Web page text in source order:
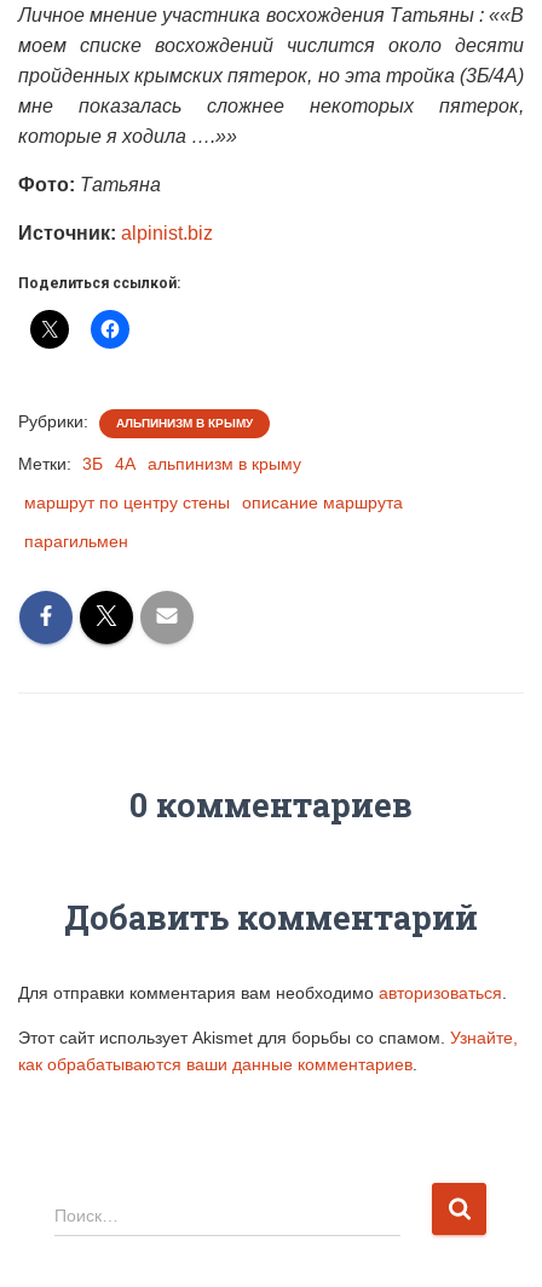
Личное мнение участника восхождения Татьяны : ««В
моем списке восхождений числится около десяти
пройденных крымских пятерок, но эта тройка (3Б/4А)
мне показалась сложнее некоторых пятерок,
которые я ходила ….»»
Фото: Татьяна
Источник: alpinist.biz
Поделиться ссылкой:
Рубрики: АЛЬПИНИЗМ В КРЫМУ
Метки: 3Б 4А
альпинизм в крыму
маршрут по центру стены
описание маршрута
парагильмен
0 комментариев
Добавить комментарий
Для отправки комментария вам необходимо авторизоваться.
Этот сайт использует Akismet для борьбы со спамом. Узнайте,
как обрабатываются ваши данные комментариев.
Н
а
Поиск…